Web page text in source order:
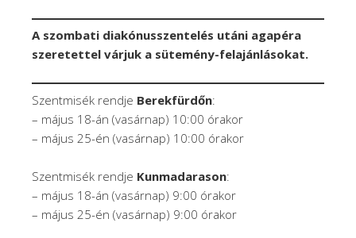
A szombati diakónusszentelés utáni agapéra
szeretettel várjuk a sütemény-felajánlásokat.
Szentmisék rendje Berekfürdőn:
– május 18-án (vasárnap) 10:00 órakor
– május 25-én (vasárnap) 10:00 órakor
Szentmisék rendje Kunmadarason:
– május 18-án (vasárnap) 9:00 órakor
– május 25-én (vasárnap) 9:00 órakor